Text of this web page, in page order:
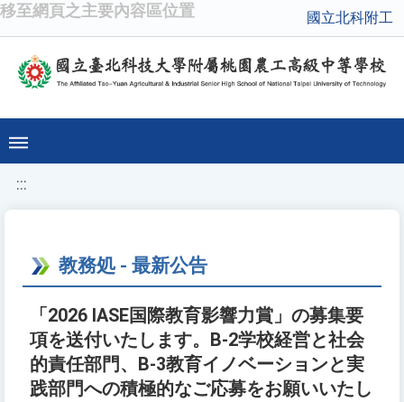
移至網頁之主要內容區位置 國立北科附工
:::
教務処 - 最新公告
「2026 IASE国際教育影響力賞」の募集要
項を送付いたします。B-2学校経営と社会
的責任部門、B-3教育イノベーションと実
践部門への積極的なご応募をお願いいたし